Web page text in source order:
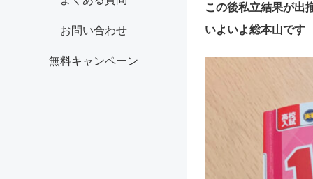
お問い合わせ
無料キャンペーン
この後私立結果が出
いよいよ総本山です